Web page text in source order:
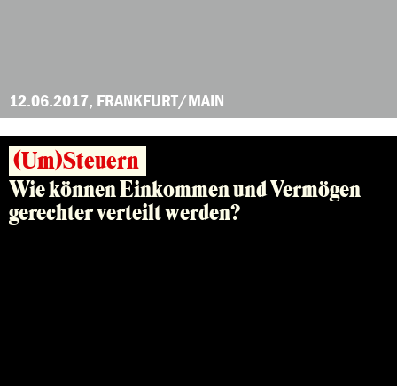
12.06.2017, FRANKFURT/MAIN
(Um)Steuern
Wie können Einkommen und Vermögen
gerechter verteilt werden?